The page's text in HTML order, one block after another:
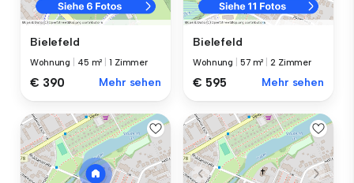
Bielefeld
Wohnung 45 m² |1 Zimmer
€ 390 Mehr sehen
Bielefeld
Wohnung 57 m² 2 Zimmer
€ 595 Mehr sehen